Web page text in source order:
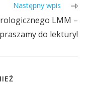
Następny wpis
LMM –
do lektury!